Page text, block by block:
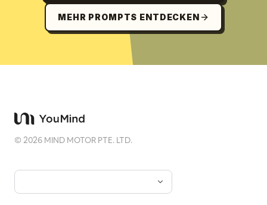
MEHR PROMPTS ENTDECKEN
©2026 MIND MOTOR PTE. LTD.